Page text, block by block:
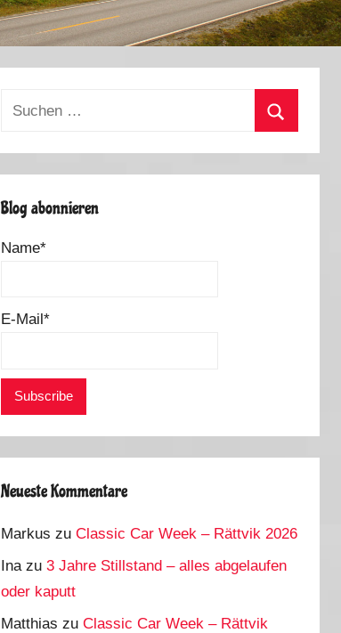
Suchen
Blog abonnieren
Name*
E-Mail*
Neueste Kommentare
Markus zuClassic Car Week – Rättvik 2026
Inazu3 Jahre Stillstand – alles abgelaufen
oder kaputt
Matthias zuClassic Car Week – Rättvik